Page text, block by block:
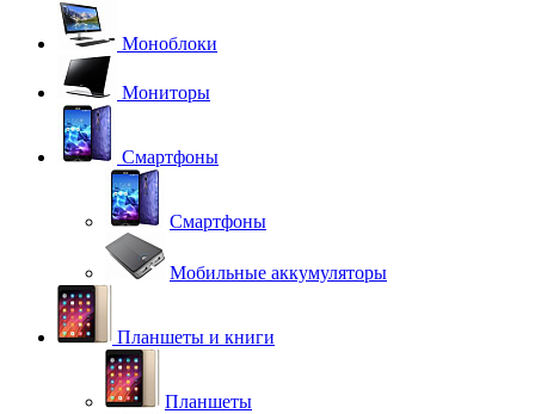
Моноблоки
Мониторы
Смартфоны
Смартфоны
Мобильные аккумуляторы
Планшеты и книги
Планшеты